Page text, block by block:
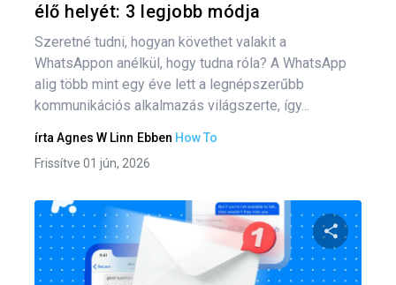
élő helyét: 3 legjobb módja
Szeretné tudni, hogyan követhet valakit a
WhatsAppon anélkül, hogy tudna róla? A WhatsApp
alig több mint egy éve lett a legnépszerűbb
kommunikációs alkalmazás világszerte, így...
írta Agnes W Linn Ebben How To
Frissítve 01 jún, 2026
Oszd